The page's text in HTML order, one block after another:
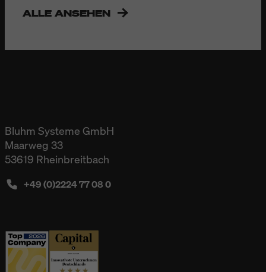
ALLE ANSEHEN
Bluhm Systeme GmbH
Maarweg 33
53619 Rheinbreitbach
+49 (0)2224 77 08 0